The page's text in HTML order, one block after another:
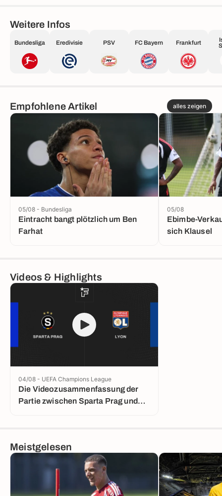
Weitere Infos
Bundesliga Eredivisie PSV FC Bayern Frankfurt
Empfohlene Artikel alles zeigen
Eintracht bangt plötzlich um Ben
Farhat
05/08 - Bundesliga
Ebimbe-
sich Klausel
05/08
Videos & Highlights
Die Videozusammenfassung der
Partie zwischen Sparta Prag und
04/08 - UEFA Champions League
Meistgelesen